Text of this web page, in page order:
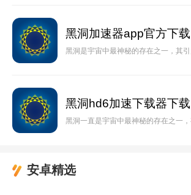
黑洞加速器app官方下载
黑洞是宇宙中最神秘的存在之一，其
黑洞hd6加速下载器下载
黑洞一直是宇宙中最神秘的存在之一
安卓精选